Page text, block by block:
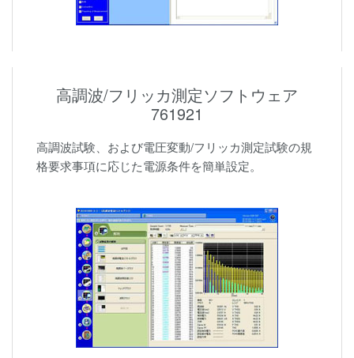
高調波/フリッカ測定ソフトウェア
761921
高調波試験、および電圧変動/フリッカ測定試験の規
格要求事項に応じた電源条件を簡単設定。